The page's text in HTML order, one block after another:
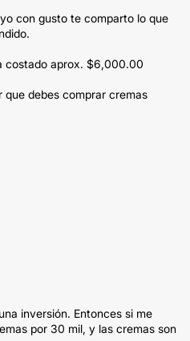
con gusto te comparto lo que
costado aprox. $6,000.00
que debes comprar cremas
inversión. Entonces si me
por 30 mil, y las cremas son